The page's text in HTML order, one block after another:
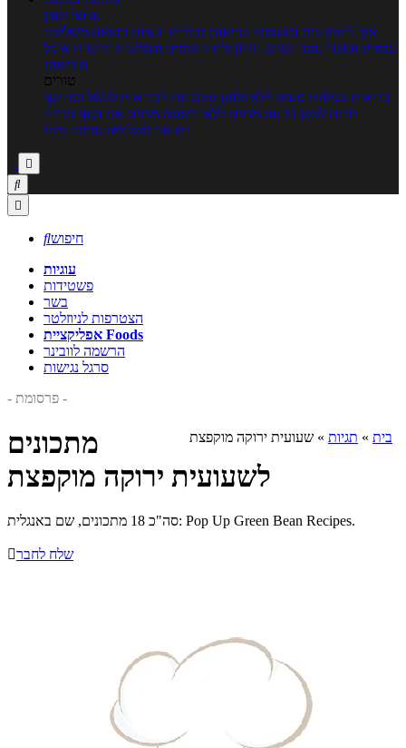
ערוצי תוכן
איך להכין בית ומשפחה בריאות מחלות ובעיות רפואה משלימה
ספורט וכושר גופני נשים, הריון ולידה טיפים והמלצות חדשות אוכל
ובריאות
טורים
בריאות בצלחת טעים ללא גלוטן טבעונות לבריאות לבשל כמו שף
תזונה לבטן רגועה מרזים ללא דיאטה מזיזים את הגוף הרזיה
ורפואה משלימה גורמה ביתי



חיפוש
עוגיות
פשטידות
בשר
הצטרפות לניוזלטר
אפליקציית Foods
הרשמה לוובינר
סרגל נגישות
- פרסומת -
בית » תגיות » שעועית ירוקה מוקפצת
מתכונים
לשעועית ירוקה מוקפצת
סה"כ 18 מתכונים, שם באנגלית: Pop Up Green Bean Recipes.
שלח לחבר